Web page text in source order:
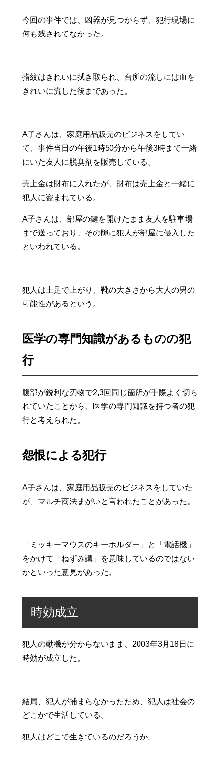
今回の事件では、凶器が見つからず、犯行現場に
何も残されてなかった。
指紋はきれいに拭き取られ、台所の流しには血を
きれいに流した後まであった。
A子さんは、家庭用品販売のビジネスをしてい
て、事件当日の午後1時50分から午後3時まで一緒
にいた友人に脱臭剤を販売している。
売上金は財布に入れたが、財布は売上金と一緒に
犯人に盗まれている。
A子さんは、部屋の鍵を開けたまま友人を駐車場
まで送っており、その隙に犯人が部屋に侵入した
といわれている。
犯人は土足で上がり、靴の大きさから大人の男の
可能性があるという。
医学の専門知識があるものの犯
行
腹部が鋭利な刃物で2,3回同じ箇所が手際よく切ら
れていたことから、医学の専門知識を持つ者の犯
行と考えられた。
怨恨による犯行
A子さんは、家庭用品販売のビジネスをしていた
が、マルチ商法まがいと言われたことがあった。
「ミッキーマウスのキーホルダー」と「電話機」
をかけて「ねずみ講」を意味しているのではない
かといった意見があった。
時効成立
犯人の動機が分からないまま、2003年3月18日に
時効が成立した。
結局、犯人が捕まらなかったため、犯人は社会の
どこかで生活している。
犯人はどこで生きているのだろうか。